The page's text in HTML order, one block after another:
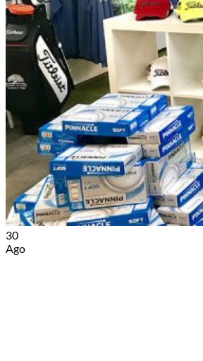
RESERVA ONLINE
Reservar
30
Ago